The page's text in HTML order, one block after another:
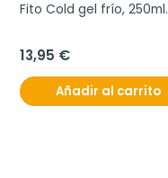
Fito Cold gel frío, 250ml.
13,95 €
Añadir al carrito